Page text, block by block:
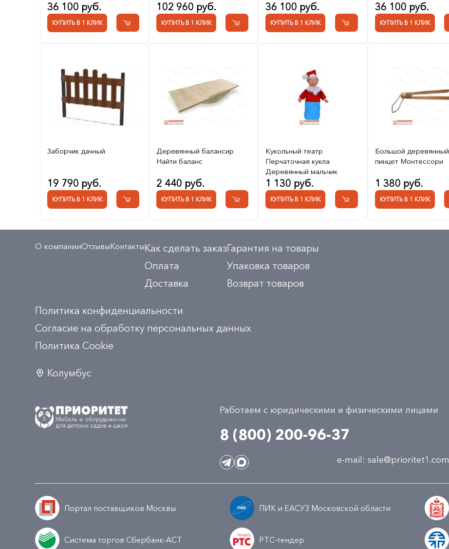
36 100 руб.
КУПИТЬ В 1 КЛИК
102 960 руб.
КУПИТЬ В 1 КЛИК
36 100 руб.
КУПИТЬ В 1 КЛИК
36 100 руб.
КУПИТЬ В 1 КЛИК
Заборчик дачный
19 790 руб.
КУПИТЬ В 1 КЛИК
Деревянный балансир
Найти баланс
2 440 руб.
КУПИТЬ В 1 КЛИК
Кукольный театр
Перчаточная кукла
Деревянный мальчик
1 130 руб.
КУПИТЬ В 1 КЛИК
Большой деревянный
пинцет Монтессори
1 380 руб.
КУПИТЬ В 1 КЛИК
О компанииОтзывыКонтактыКак сделать заказ
Оплата
Доставка
Гарантия на товары
Упаковка товаров
Возврат товаров
Политика конфиденциальности
Согласие на обработку персональных данных
Политика Сookie
Колумбус
Работаем с юридическими и физическими лицами
8 (800) 200-96-37
e-mail: sale@prioritet1.com
Портал поставщиков Москвы ПИК и ЕАСУЗ Московской области
Система торгов Сбербанк-АСТ РТС-тендер